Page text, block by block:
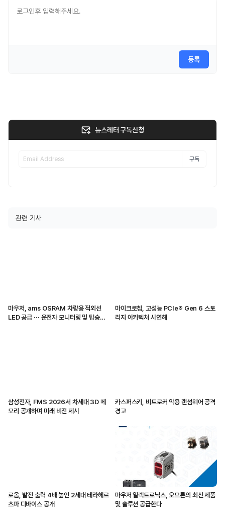
등록
뉴스레터 구독신청
구독
관련 기사
마우저, ams OSRAM 차량용 적외선
LED 공급 ··· 운전자 모니터링 및 탑승자
마이크로칩, 고성능 PCIe® Gen 6 스토
리지 아키텍처 시연해
삼성전자, FMS 2026서 차세대 3D 메
모리 공개하며 미래 비전 제시
카스퍼스키, 비트로커 악용 랜섬웨어 공격
경고
로옴, 발진 출력 4배 높인 2세대 테라헤르
츠파 디바이스 공개
마우저 일렉트로닉스, 오므론의 최신 제품
및 솔루션 공급한다